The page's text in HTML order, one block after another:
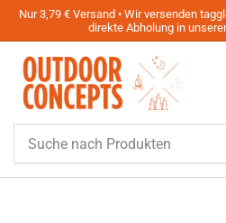
Nur 3,79 € Versand • Wir versenden
direkte Abholung in
nach
Produkten